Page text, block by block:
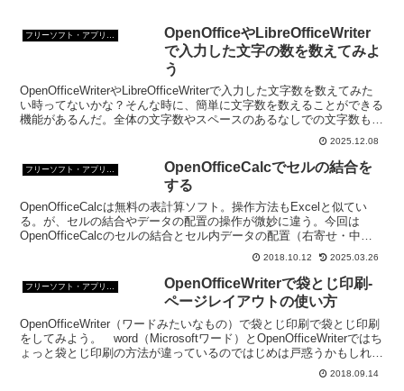
OpenOfficeやLibreOfficeWriter
で入力した文字の数を数えてみよ
う
OpenOfficeWriterやLibreOfficeWriterで入力した文字数を数えてみた
い時ってないかな？そんな時に、簡単に文字数を数えることができる
機能があるんだ。全体の文字数やスペースのあるなしでの文字数も確
2025.12.08
フリーソフト・アプリ・Webサービス
OpenOfficeCalcでセルの結合を
する
OpenOfficeCalcは無料の表計算ソフト。操作方法もExcelと似てい
る。が、セルの結合やデータの配置の操作が微妙に違う。今回は
OpenOfficeCalcのセルの結合とセル内データの配置（右寄せ・中央
2018.10.12 2025.03.26
OpenOfficeWriterで袋とじ印刷-
ページレイアウトの使い方
OpenOfficeWriter（ワードみたいなもの）で袋とじ印刷で袋とじ印刷
をしてみよう。 word（Microsoftワード）とOpenOfficeWriterではち
ょっと袋とじ印刷の方法が違っているのではじめは戸惑うかもしれな
2018.09.14